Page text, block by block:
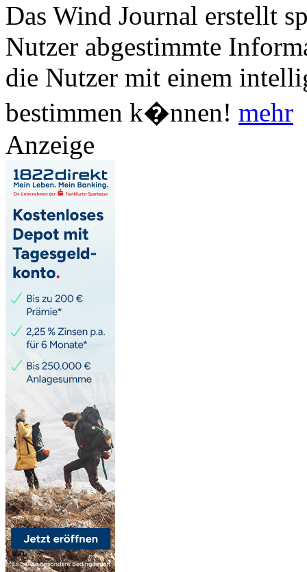
Das Wind Journal erstellt
Nutzer abgestimmte
die Nutzer mit einem
bestimmen k�nnen! mehr
Anzeige